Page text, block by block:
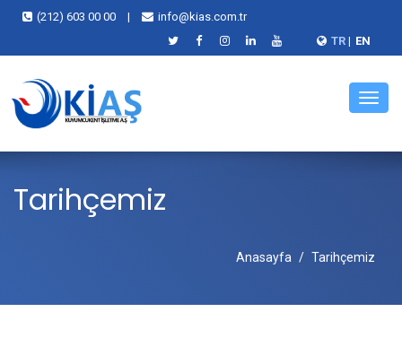
(212) 603 00 00 |
info@kias.com.tr
TR | EN
Menü
Tarihçemiz
Anasayfa Tarihçemiz